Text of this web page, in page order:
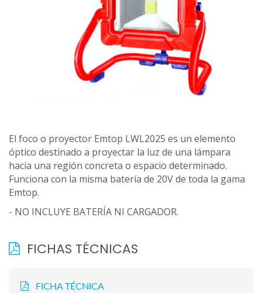
El foco o proyector Emtop LWL2025 es un elemento
óptico destinado a proyectar la luz de una lámpara
hacia una región concreta o espacio determinado.
Funciona con la misma batería de 20V de toda la gama
Emtop.
- NO INCLUYE BATERÍA NI CARGADOR.
FICHAS TÉCNICAS
FICHA TÉCNICA